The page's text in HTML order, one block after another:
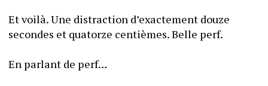
Et voilà. Une distraction d’exactement douze
secondes et quatorze centièmes. Belle perf.